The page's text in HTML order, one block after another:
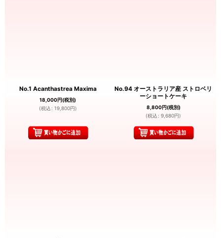
No.1 Acanthastrea Maxima
18,000円(税別)
(税込 : 19,800円)
No.94 オーストラリア産 ストロベリ
ーショートケーキ
8,800円(税別)
(税込 : 9,680円)